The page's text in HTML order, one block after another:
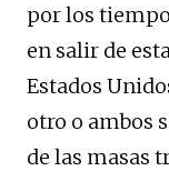
por los
en salir de
Estados
otro o ambos
de las masas